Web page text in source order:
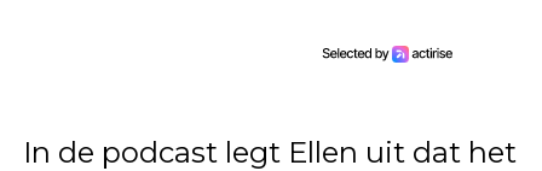
In de podcast legt Ellen uit dat het